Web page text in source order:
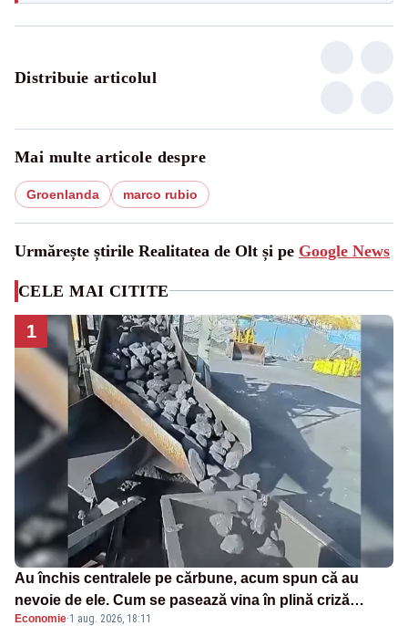
Distribuie articolul
Mai multe articole despre
Groenlanda marco rubio
Urmărește știrile Realitatea de Olt și pe Google News
CELE MAI CITITE
1
Au închis centralele pe cărbune, acum spun că au
nevoie de ele. Cum se pasează vina în plină criză
energetică
Economie·1 aug. 2026, 18:11